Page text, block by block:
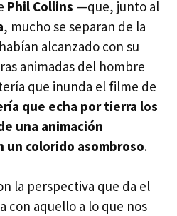
Phil Collins —que, junto al
, mucho se separan de la
alcanzado con su
animadas del hombre
que inunda el filme de
que echa por tierra los
una animación
un colorido asombroso.
la perspectiva que da el
con aquello a lo que nos